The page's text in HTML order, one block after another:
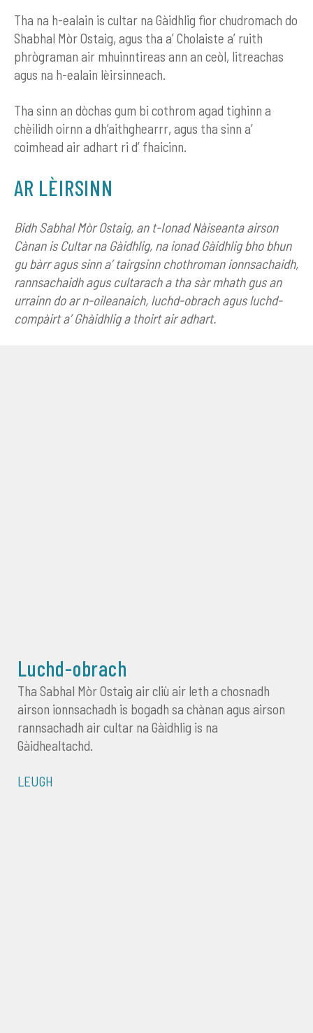
Tha na h-ealain is cultar na Gàidhlig fìor chudromach do
Shabhal Mòr Ostaig, agus tha a’ Cholaiste a’ ruith
phrògraman air mhuinntireas ann an ceòl, litreachas
agus na h-ealain lèirsinneach.
Tha sinn an dòchas gum bi cothrom agad tighinn a
chèilidh oirnn a dh’aithghearrr, agus tha sinn a’
coimhead air adhart ri d’ fhaicinn.
AR LÈIRSINN
Bidh Sabhal Mòr Ostaig, an t-Ionad Nàiseanta airson
Cànan is Cultar na Gàidhlig, na ionad Gàidhlig bho bhun
gu bàrr agus sinn a’ tairgsinn chothroman ionnsachaidh,
rannsachaidh agus cultarach a tha sàr mhath gus an
urrainn do ar n-oileanaich, luchd-obrach agus luchd-
compàirt a’ Ghàidhlig a thoirt air adhart.
Luchd-obrach
Tha Sabhal Mòr Ostaig air cliù air leth a chosnadh
airson ionnsachadh is bogadh sa chànan agus airson
rannsachadh air cultar na Gàidhlig is na
Gàidhealtachd.
LEUGH